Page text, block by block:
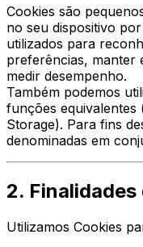
Cookies são
no seu dispositivo
utilizados para
preferências, manter
medir desempenho.
Também podemos
funções equivalentes
Storage). Para fins
denominadas em
2.
Utilizamos Cookies